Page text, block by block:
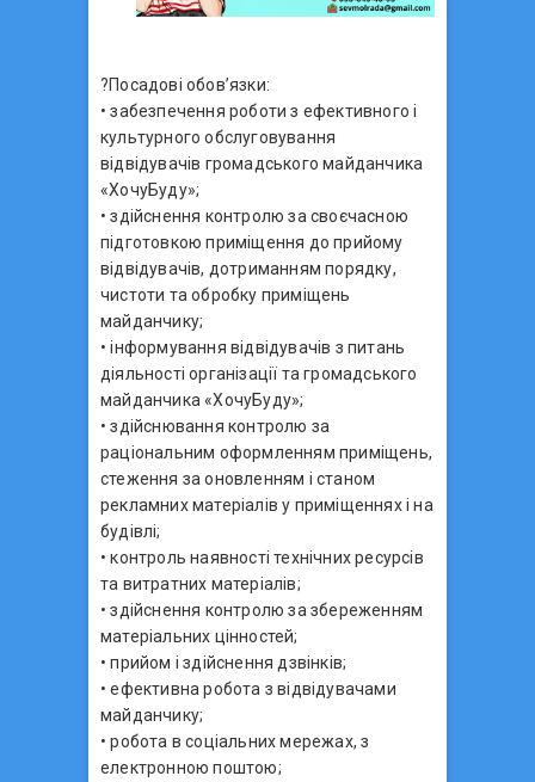
?Посадові обов’язки:
• забезпечення роботи з ефективного і
культурного обслуговування
відвідувачів громадського майданчика
«ХочуБуду»;
• здійснення контролю за своєчасною
підготовкою приміщення до прийому
відвідувачів, дотриманням порядку,
чистоти та обробку приміщень
майданчику;
• інформування відвідувачів з питань
діяльності організації та громадського
майданчика «ХочуБуду»;
• здійснювання контролю за
раціональним оформленням приміщень,
стеження за оновленням і станом
рекламних матеріалів у приміщеннях і на
будівлі;
• контроль наявності технічних ресурсів
та витратних матеріалів;
• здійснення контролю за збереженням
матеріальних цінностей;
• прийом і здійснення дзвінків;
• ефективна робота з відвідувачами
майданчику;
• робота в соціальних мережах, з
електронною поштою;